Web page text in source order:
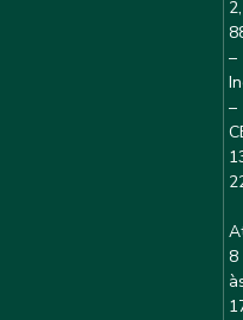
2,
–
–
8